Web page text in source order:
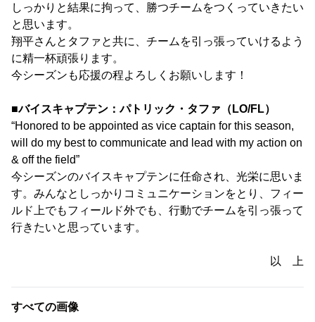
しっかりと結果に拘って、勝つチームをつくっていきたい
と思います。
翔平さんとタファと共に、チームを引っ張っていけるよう
に精一杯頑張ります。
今シーズンも応援の程よろしくお願いします！
■バイスキャプテン：パトリック・タファ（LO/FL）
“Honored to be appointed as vice captain for this season,
will do my best to communicate and lead with my action on
& off the field”
今シーズンのバイスキャプテンに任命され、光栄に思いま
す。みんなとしっかりコミュニケーションをとり、フィー
ルド上でもフィールド外でも、行動でチームを引っ張って
行きたいと思っています。
以 上
すべての画像